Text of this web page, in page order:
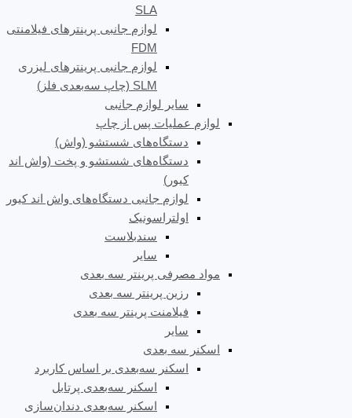
SLA
لوازم جانبی پرینترهای فیلامنتی
FDM
لوازم جانبی پرینترهای لیزری
SLM (چاپ سه‌بعدی فلز)
سایر لوازم جانبی
لوازم عملیات پس از چاپ
دستگاه‌های شستشو (واش)
دستگاه‌های شستشو و پخت (واش اند
کیور)
لوازم جانبی دستگاه‌های واش اند کیور
اولتراسونیک
سندبلاست
سایر
مواد مصرفی پرینتر سه بعدی
رزین پرینتر سه بعدی
فیلامنت پرینتر سه بعدی
سایر
اسکنر سه بعدی
اسکنر سه‌بعدی بر اساس کاربرد
اسکنر سه‌بعدی پرتابل
اسکنر سه‌بعدی دندان‌سازی